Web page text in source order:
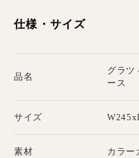
仕様・サイズ
品名
グラツ
ース
サイズ
素材 カラー